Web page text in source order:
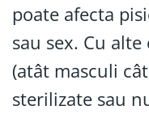
poate afecta
sau sex. Cu
(atât masculi
sterilizate sau